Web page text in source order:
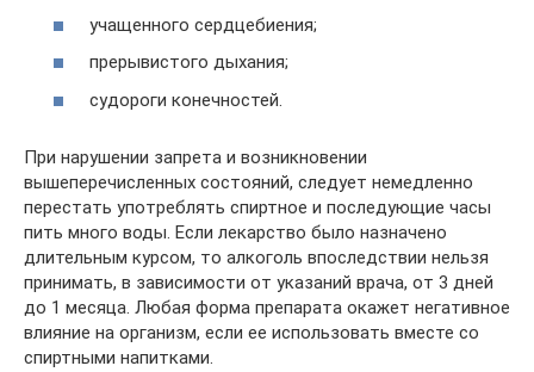
учащенного сердцебиения;
прерывистого дыхания;
судороги конечностей.
При нарушении запрета и возникновении
вышеперечисленных состояний, следует немедленно
перестать употреблять спиртное и последующие часы
пить много воды. Если лекарство было назначено
длительным курсом, то алкоголь впоследствии нельзя
принимать, в зависимости от указаний врача, от 3 дней
до 1 месяца. Любая форма препарата окажет негативное
влияние на организм, если ее использовать вместе со
спиртными напитками.